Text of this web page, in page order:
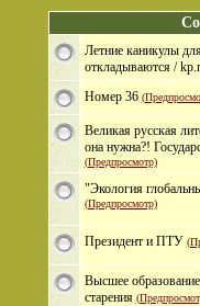
Летние каникулы
откладываются /
Номер 36
Великая русская
она нужна?!
(Предпросмотр)
"Экология
(Предпросмотр)
Президент и ПТУ
Высшее
старения